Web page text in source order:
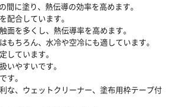
間に塗り、熱伝導の効率を高めます。
配合しています。
面を多くし、熱伝導率を高めます。
もちろん、水冷や空冷にも適しています。
しています。
いやすいです。
す。
な、ウェットクリーナー、塗布用枠テープ付